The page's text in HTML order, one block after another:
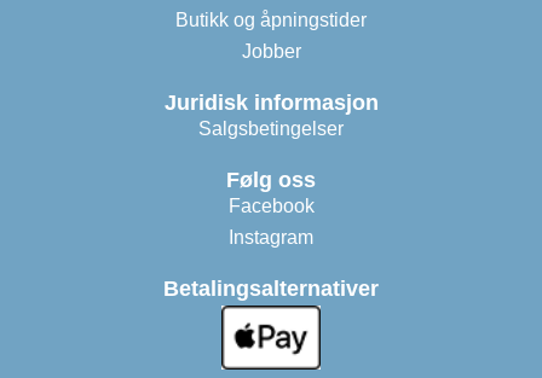
Butikk og åpningstider
Jobber
Juridisk informasjon
Salgsbetingelser
Følg oss
Facebook
Instagram
Betalingsalternativer